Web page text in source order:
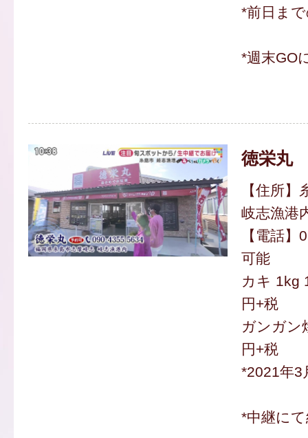
*前日ま
*週末GO
徳栄丸
【住所
岐志漁港
【電話
可能
カキ 1kg
円+税
ガンガン
円+税
*2021年3
*中継に